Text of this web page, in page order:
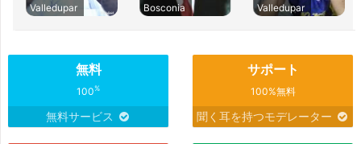
Valledupar
Bosconia
Valledupar
無料
100%
無料サービス
サポート
100%無料
聞く耳を持つモデレーター